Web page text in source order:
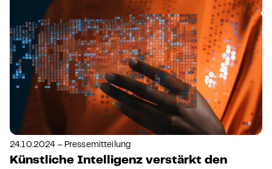
24.10.2024 – Pressemitteilung
Künstliche Intelligenz verstärkt den